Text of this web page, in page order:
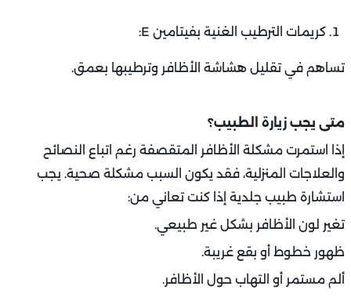
كريمات الترطيب الغنية بفيتامين E:
تساهم في تقليل هشاشة الأظافر وترطيبها بعمق.
متى يجب زيارة الطبيب؟
إذا استمرت مشكلة الأظافر المتقصفة رغم اتباع النصائح
والعلاجات المنزلية، فقد يكون السبب مشكلة صحية. يجب
استشارة طبيب جلدية إذا كنت تعاني من:
تغير لون الأظافر بشكل غير طبيعي.
ظهور خطوط أو بقع غريبة.
ألم مستمر أو التهاب حول الأظافر.